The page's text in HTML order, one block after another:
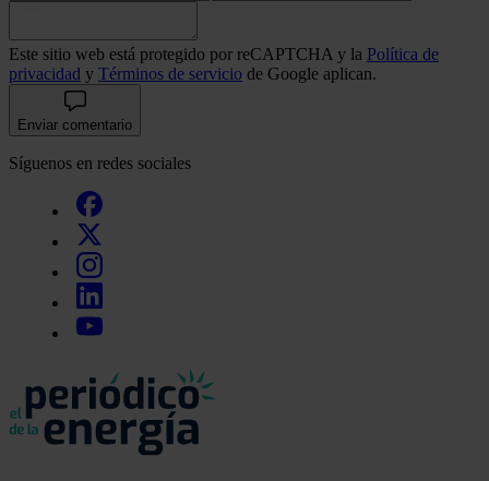
pueden combinarla con otra información que les haya
del uso que haya hecho de sus servicios.
Este sitio web está protegido por reCAPTCHA y la Política de
privacidad y Términos de servicio de Google aplican.
Enviar comentario
Síguenos en redes sociales